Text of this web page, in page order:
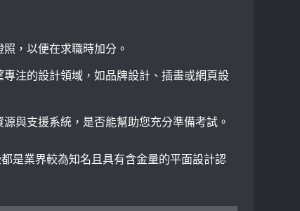
，以便在求職時加分。
注的設計領域，如品牌設計、插畫或網頁設
與支援系統，是否能幫助您充分準備考試。
是業界較為知名且具有含金量的平面設計認